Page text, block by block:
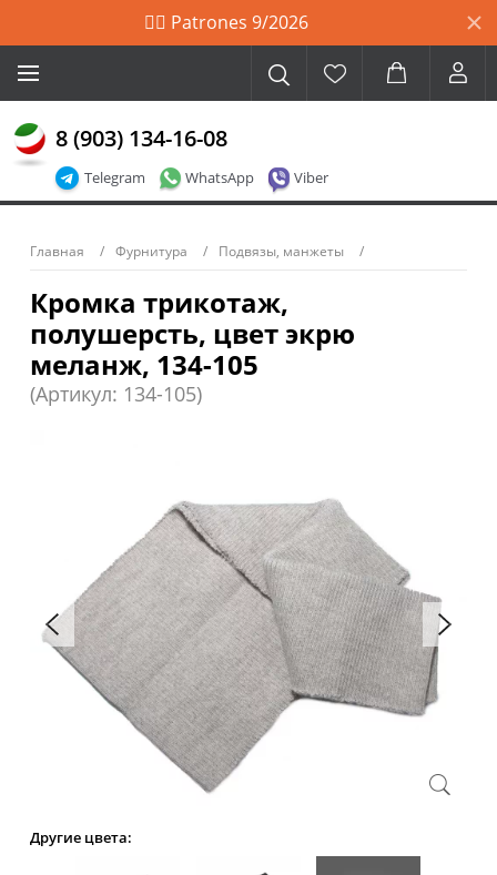
🙋‍♀️ Patrones 9/2026
Telegram WhatsApp Viber
8 (903) 134-16-08
Главная Фурнитура Подвязы, манжеты
Кромка трикотаж,
полушерсть, цвет экрю
меланж, 134-105
(Артикул: 134-105)
Другие цвета: